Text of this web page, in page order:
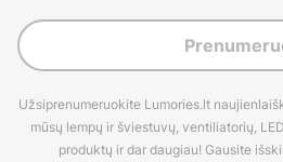
Užsiprenumeruokite Lumories.lt
mūsų lempų ir šviestuvų, ventiliatorių,
produktų ir dar daugiau! Gausite